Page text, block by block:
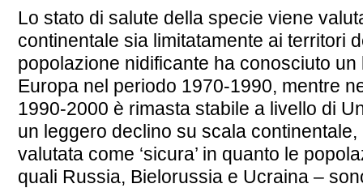
Lo stato di salute della specie viene
continentale sia limitatamente ai territori
popolazione nidificante ha conosciuto
Europa nel periodo 1970-1990, mentre
1990-2000 è rimasta stabile a livello di
un leggero declino su scala
valutata come ‘sicura’ in quanto le
quali Russia, Bielorussia e Ucraina –